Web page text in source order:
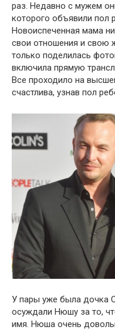
раз. Недавно с мужем
которого объявили пол
Новоиспеченная мама
свои отношения и свою
только поделилась
включила прямую
Все проходило на
счастлива, узнав пол
У пары уже была дочка
осуждали Нюшу за то,
имя. Нюша очень